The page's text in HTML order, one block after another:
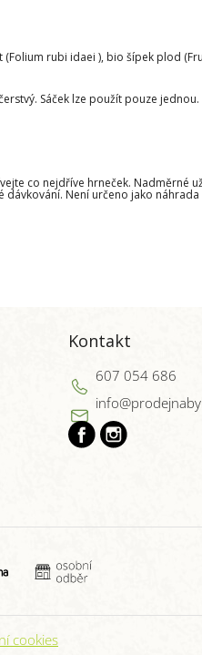
rubi idaei ), bio šípek plod
Sáček lze použít pouze jednou.
co nejdříve hrneček. Nadměrné
Není určeno jako
Kontakt
info@
607 054 686
cookies